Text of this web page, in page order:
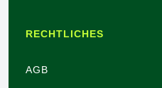
RECHTLICHES
AGB